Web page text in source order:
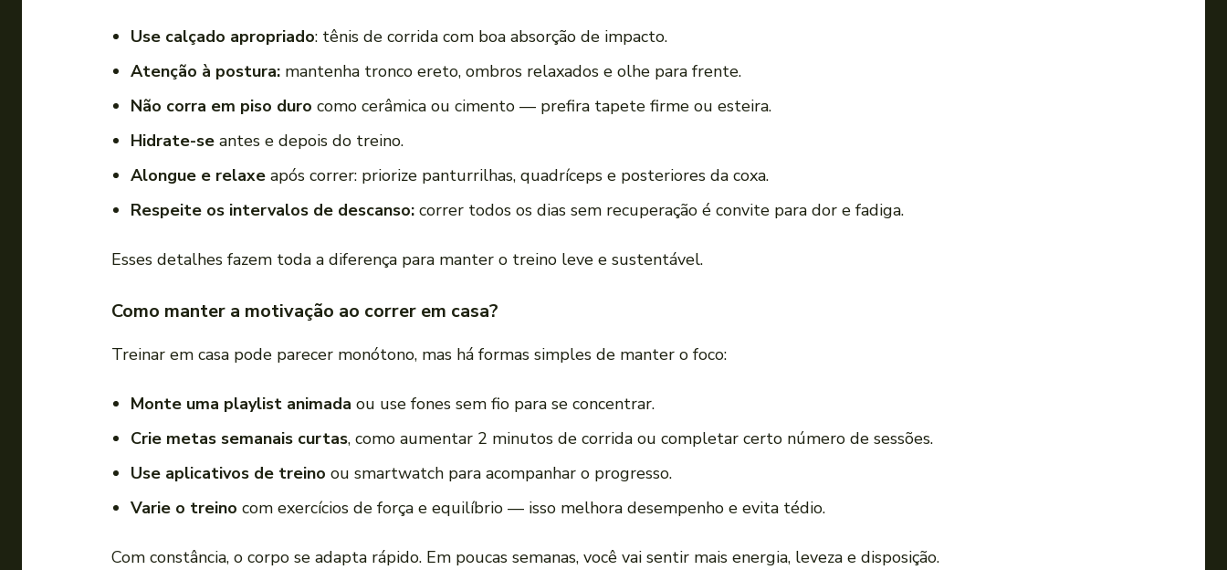
Use calçado apropriado: tênis de corrida com boa absorção de impacto.
Atenção à postura: mantenha tronco ereto, ombros relaxados e olhe para frente.
Não corra em piso duro como cerâmica ou cimento — prefira tapete firme ou esteira.
Hidrate-se antes e depois do treino.
Alongue e relaxe após correr: priorize panturrilhas, quadríceps e posteriores da coxa.
Respeite os intervalos de descanso: correr todos os dias sem recuperação é convite para dor e fadiga.
Esses detalhes fazem toda a diferença para manter o treino leve e sustentável.
Como manter a motivação ao correr em casa?
Treinar em casa pode parecer monótono, mas há formas simples de manter o foco:
Monte uma playlist animada ou use fones sem fio para se concentrar.
Crie metas semanais curtas, como aumentar 2 minutos de corrida ou completar certo número de sessões.
Use aplicativos de treino ou smartwatch para acompanhar o progresso.
Varie o treino com exercícios de força e equilíbrio — isso melhora desempenho e evita tédio.
Com constância, o corpo se adapta rápido. Em poucas semanas, você vai sentir mais energia, leveza e disposição.